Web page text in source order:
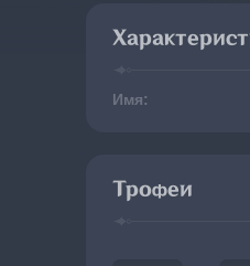
Имя:
Трофеи